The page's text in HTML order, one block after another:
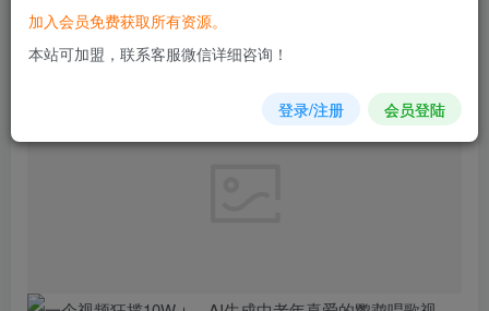
您当前未登录！建议登陆后购买，可保存购买订单
加入会员免费获取所有资源。
本站可加盟，联系客服微信详细咨询！
登录/注册 会员登陆